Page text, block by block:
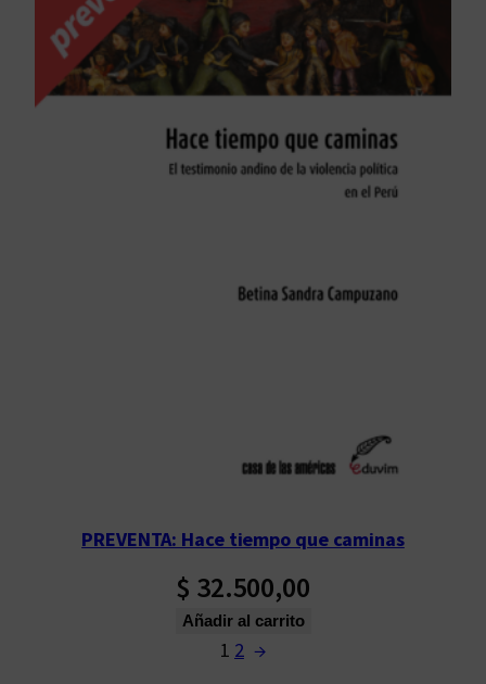
PREVENTA: Hace tiempo que caminas
$ 32.500,00
Añadir al carrito
1 2 →